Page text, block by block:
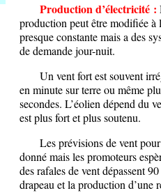
Production d’électricité :
production peut être modifiée
presque constante mais a des
de demande jour-nuit.
Un vent fort est souvent
en minute sur terre ou même
secondes. L’éolien dépend du
est plus fort et plus soutenu.
Les prévisions de vent pour
donné mais les promoteurs
des rafales de vent dépassent
drapeau et la production d’une